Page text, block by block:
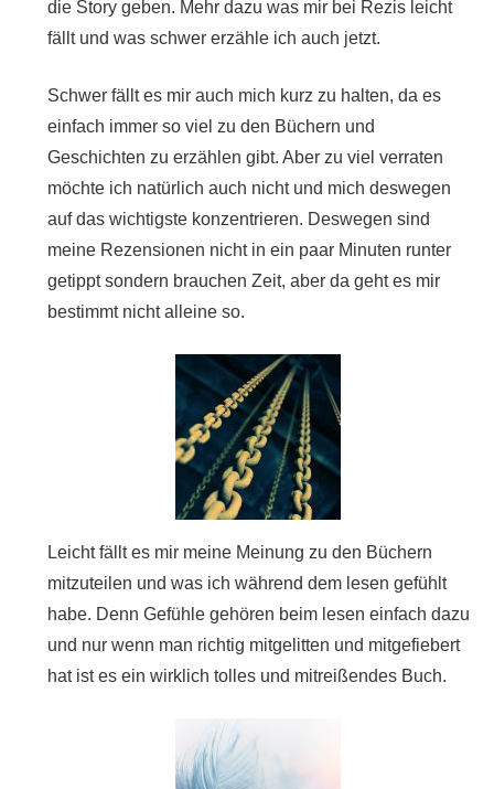
die Story geben. Mehr dazu was mir bei Rezis leicht
fällt und was schwer erzähle ich auch jetzt.
Schwer fällt es mir auch mich kurz zu halten, da es
einfach immer so viel zu den Büchern und
Geschichten zu erzählen gibt. Aber zu viel verraten
möchte ich natürlich auch nicht und mich deswegen
auf das wichtigste konzentrieren. Deswegen sind
meine Rezensionen nicht in ein paar Minuten runter
getippt sondern brauchen Zeit, aber da geht es mir
bestimmt nicht alleine so.
Leicht fällt es mir meine Meinung zu den Büchern
mitzuteilen und was ich während dem lesen gefühlt
habe. Denn Gefühle gehören beim lesen einfach dazu
und nur wenn man richtig mitgelitten und mitgefiebert
hat ist es ein wirklich tolles und mitreißendes Buch.